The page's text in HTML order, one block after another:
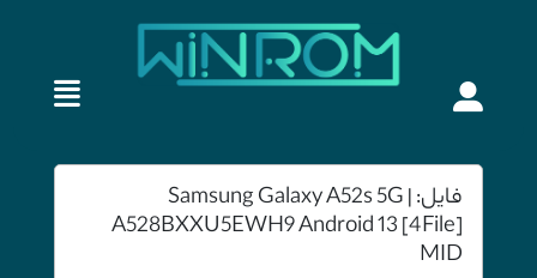
فایل: Samsung Galaxy A52s 5G |
A528BXXU5EWH9 Android 13 [4File]
MID